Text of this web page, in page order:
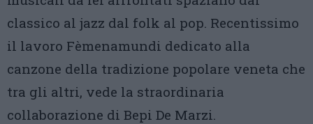
classico al jazz dal folk al pop. Recentissimo
il lavoro Fèmenamundi dedicato alla
canzone della tradizione popolare veneta che
tra gli altri, vede la straordinaria
collaborazione di Bepi De Marzi.